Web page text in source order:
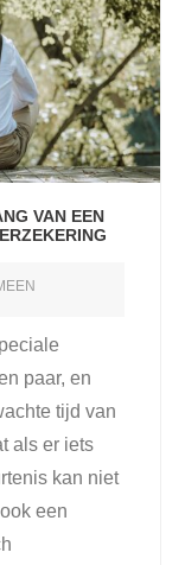
VAN EEN
paar, en
tijd van
als er iets
kan niet
een